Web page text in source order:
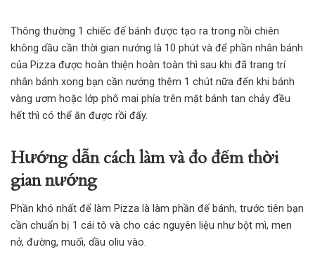
Thông thường 1 chiếc đế bánh được tạo ra trong nồi chiên
không dầu cần thời gian nướng là 10 phút và để phần nhân bánh
của Pizza được hoàn thiện hoàn toàn thì sau khi đã trang trí
nhân bánh xong bạn cần nướng thêm 1 chút nữa đến khi bánh
vàng ươm hoặc lớp phô mai phía trên mặt bánh tan chảy đều
hết thì có thể ăn được rồi đấy.
Hướng dẫn cách làm và đo đếm thời
gian nướng
Phần khó nhất để làm Pizza là làm phần đế bánh, trước tiên bạn
cần chuẩn bị 1 cái tô và cho các nguyên liệu như bột mì, men
nở, đường, muối, dầu oliu vào.